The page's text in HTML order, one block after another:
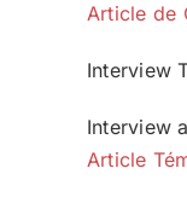
Article de
Interview
Interview
Article